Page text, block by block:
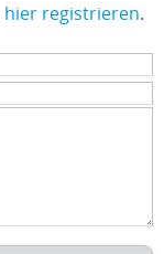
hier registrieren.